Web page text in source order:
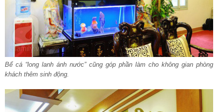
Bể cá “long lanh ánh nước” cũng góp phần làm cho không gian phòng
khách thêm sinh động.